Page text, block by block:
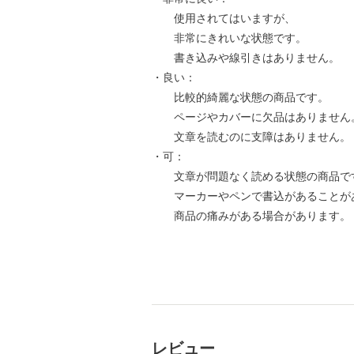
使用されてはいますが、
非常にきれいな状態です。
書き込みや線引きはありません。
・良い：
比較的綺麗な状態の商品です。
ページやカバーに欠品はありません
文章を読むのに支障はありません。
・可：
文章が問題なく読める状態の商品で
マーカーやペンで書込があることが
商品の痛みがある場合があります。
レビュー